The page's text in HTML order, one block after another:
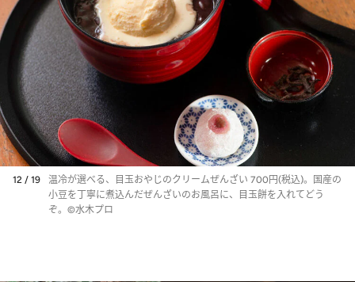
12 / 19
温冷が選べる、目玉おやじのクリームぜんざい 700円(税込)。国産の
小豆を丁寧に煮込んだぜんざいのお風呂に、目玉餅を入れてどう
ぞ。©水木プロ